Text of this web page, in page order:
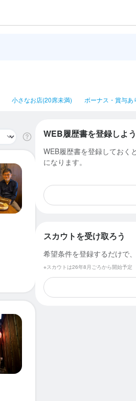
小さなお店(20席未満) ボーナス・賞与あ
WEB履歴書を登録しよう
WEB履歴書を登録しておく
になります。
スカウトを受け取ろう
希望条件を登録するだけで
※スカウトは26年8月ごろから開始予定